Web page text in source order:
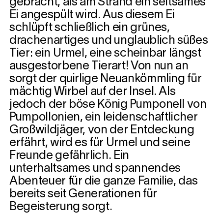
gebracht, als am Strand ein seltsames
Ei angespült wird. Aus diesem Ei
schlüpft schließlich ein grünes,
drachenartiges und unglaublich süßes
Tier: ein Urmel, eine scheinbar längst
ausgestorbene Tierart! Von nun an
sorgt der quirlige Neuankömmling für
mächtig Wirbel auf der Insel. Als
jedoch der böse König Pumponell von
Pumpollonien, ein leidenschaftlicher
Großwildjäger, von der Entdeckung
erfährt, wird es für Urmel und seine
Freunde gefährlich. Ein
unterhaltsames und spannendes
Abenteuer für die ganze Familie, das
bereits seit Generationen für
Begeisterung sorgt.